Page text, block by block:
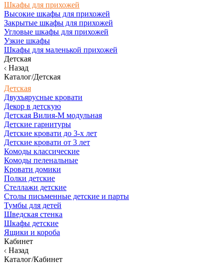
Шкафы для прихожей
Высокие шкафы для прихожей
Закрытые шкафы для прихожей
Угловые шкафы для прихожей
Узкие шкафы
Шкафы для маленькой прихожей
Детская
Назад
Каталог/Детская
Детская
Двухъярусные кровати
Декор в детскую
Детская Вилия-М модульная
Детские гарнитуры
Детские кровати до 3-х лет
Детские кровати от 3 лет
Комоды классические
Комоды пеленальные
Кровати домики
Полки детские
Стеллажи детские
Столы письменные детские и парты
Тумбы для детей
Шведская стенка
Шкафы детские
Ящики и короба
Кабинет
Назад
Каталог/Кабинет